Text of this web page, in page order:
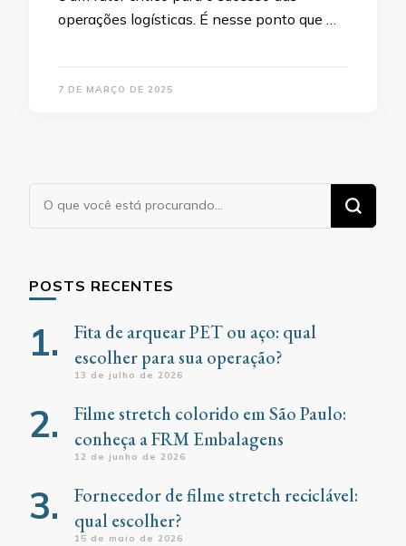
operações logísticas. É nesse ponto que …
7 DE MARÇO DE 2025
Procurando
algo?
POSTS RECENTES
Fita de arquear PET ou aço: qual
escolher para sua operação?
13 de julho de 2026
Filme stretch colorido em São Paulo:
conheça a FRM Embalagens
12 de junho de 2026
Fornecedor de filme stretch reciclável:
qual escolher?
15 de maio de 2026